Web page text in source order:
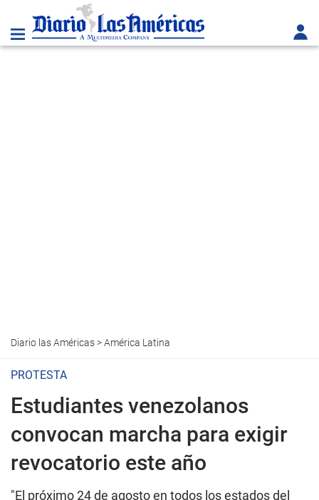
Diario las Américas>América Latina
PROTESTA
Estudiantes venezolanos
convocan marcha para exigir
revocatorio este año
"El próximo 24 de agosto en todos los estados del